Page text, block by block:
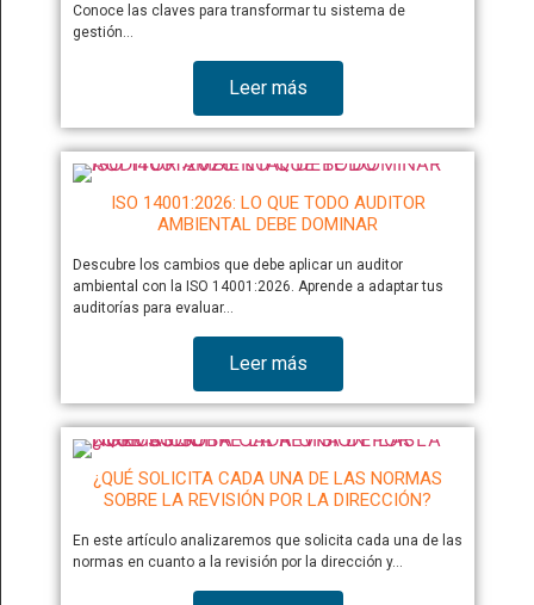
Conoce las claves para transformar tu sistema de
gestión…
Leer más
ISO 14001:2026: LO QUE TODO AUDITOR
AMBIENTAL DEBE DOMINAR
Descubre los cambios que debe aplicar un auditor
ambiental con la ISO 14001:2026. Aprende a adaptar tus
auditorías para evaluar…
Leer más
¿QUÉ SOLICITA CADA UNA DE LAS NORMAS
SOBRE LA REVISIÓN POR LA DIRECCIÓN?
En este artículo analizaremos que solicita cada una de las
normas en cuanto a la revisión por la dirección y…